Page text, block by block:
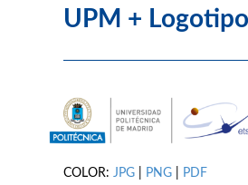
UPM +
COLOR: JPG PNG PDF